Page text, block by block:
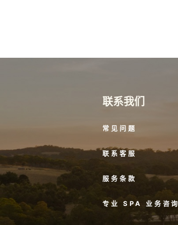
联系我们
常见问题
联系客服
服务条款
专业 SPA 业务咨询